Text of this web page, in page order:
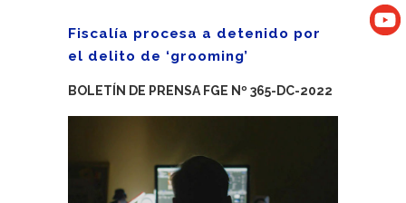
Fiscalía procesa a detenido por
el delito de ‘grooming’
BOLETÍN DE PRENSA FGE Nº 365-DC-2022